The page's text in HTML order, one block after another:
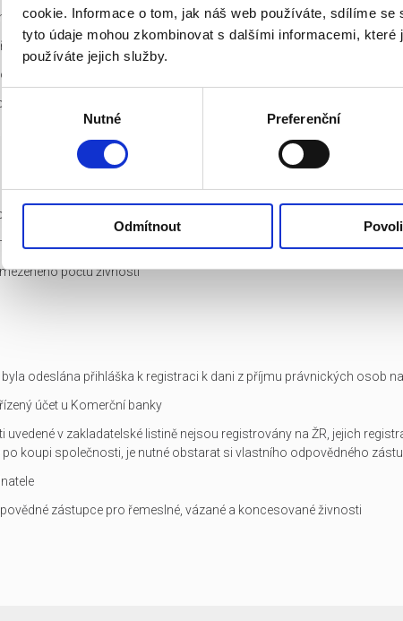
cookie. Informace o tom, jak náš web používáte, sdílíme
tyto údaje mohou zkombinovat s dalšími informacemi,
používáte jejich služby.
Výběr
Nutné Preferenční
Odmítnout
než 1 - jen u s.r.o. založených do roku 2013 včetně
než 1 v případě jediného akcionáře, než 3 v případě více
rady než 3 - u a.s.
kapitálu
dokumentů potřebných k převodu
do OR
počtu živností
odeslána přihláška k registraci k dani z příjmu právnických osob
účet u Komerční banky
uvedené v zakladatelské listině nejsou registrovány na ŽR, jejich
po koupi společnosti, je nutné obstarat si vlastního odpovědného
zástupce pro řemeslné, vázané a koncesované živnosti